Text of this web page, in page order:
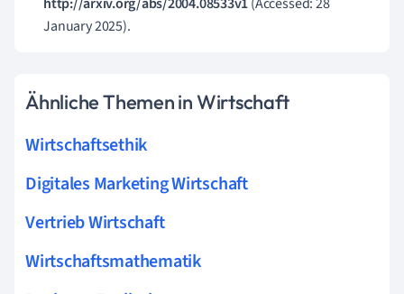
January 2025).
Ähnliche Themen in Wirtschaft
Wirtschaftsethik
Digitales Marketing Wirtschaft
Vertrieb Wirtschaft
Wirtschaftsmathematik